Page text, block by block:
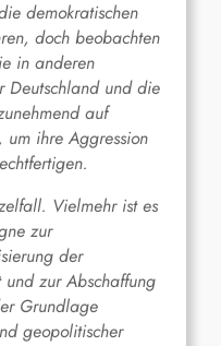
demokratischen
doch beobachten
in anderen
Deutschland und die
auf
um ihre Aggression
Vielmehr ist es
zur
der
zur Abschaffung
Grundlage
geopolitischer